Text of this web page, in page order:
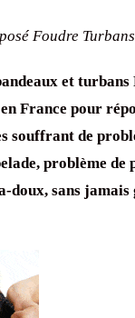
Foudre
et
France pour
souffrant de
problème de
doux, sans